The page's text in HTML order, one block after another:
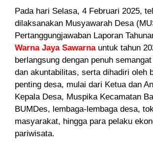
Pada hari Selasa, 4 Februari 2025,
dilaksanakan Musyawarah Desa
Pertanggungjawaban Laporan
Warna Jaya Sawarnauntuk tahun
berlangsung dengan penuh
dan akuntabilitas, serta dihadiri oleh
penting desa, mulai dari Ketua dan
Kepala Desa, Muspika Kecamatan
BUMDes, lembaga-lembaga desa,
masyarakat, hingga para pelaku
pariwisata.